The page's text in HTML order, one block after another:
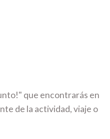
que encontrarás en
de la actividad, viaje o